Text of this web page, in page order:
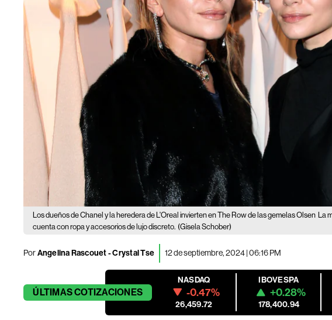
Los dueños de Chanel y la heredera de L'Oreal invierten en The Row de las gemelas Olsen
La
cuenta con ropa y accesorios de lujo discreto. (Gisela Schober)
PorAngelina Rascouet - Crystal Tse 12 de septiembre, 2024 | 06:16 PM
ÚLTIMASCOTIZACIONES
NASDAQ
-0.47%
26,459.72
IBOVESPA
+0.28%
178,400.94